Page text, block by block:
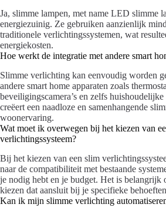
Ja, slimme lampen, met name LED slimme
energiezuinig. Ze gebruiken aanzienlijk
traditionele verlichtingssystemen, wat
energiekosten.
Hoe werkt de integratie met andere smart
Slimme verlichting kan eenvoudig worden
andere smart home apparaten zoals
beveiligingscamera’s en zelfs
creëert een naadloze en samenhangende
woonervaring.
Wat moet ik overwegen bij het kiezen van
verlichtingssysteem?
Bij het kiezen van een slim
naar de compatibiliteit met bestaande
je nodig hebt en je budget. Het is belangrijk
kiezen dat aansluit bij je specifieke
Kan ik mijn slimme verlichting